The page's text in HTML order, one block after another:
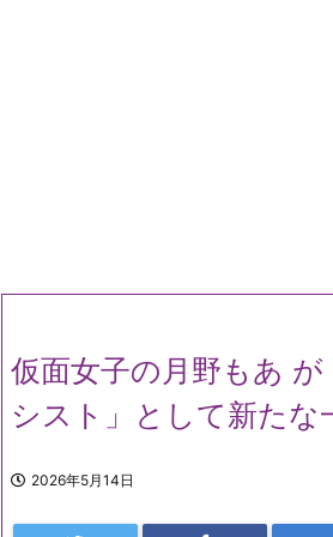
仮面女子の月野もあ が
シスト」として新たな
2026年5月14日